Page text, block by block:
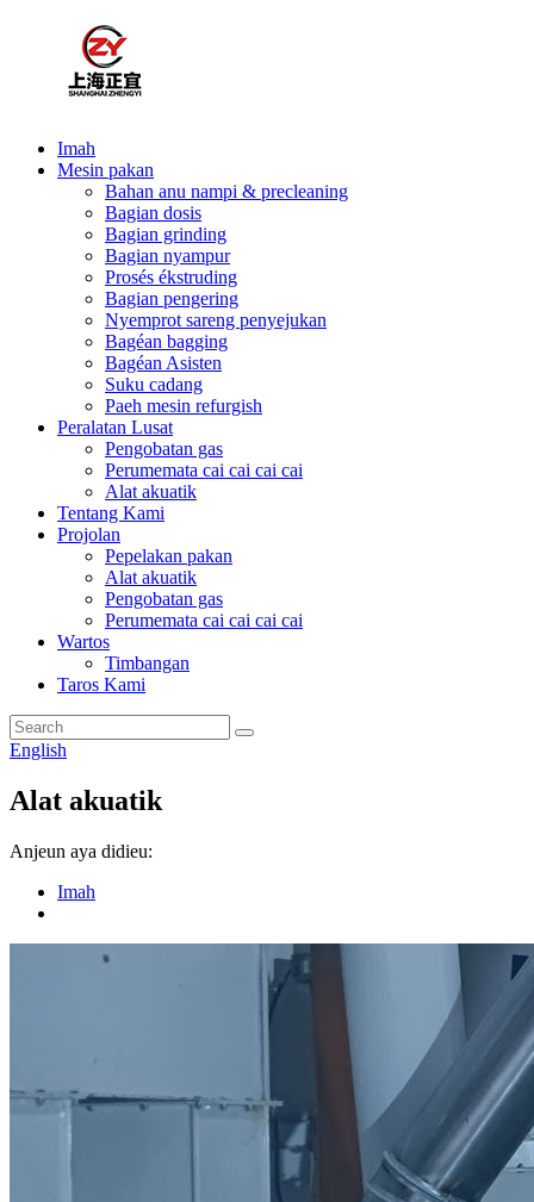
Imah
Mesin pakan
Bahan anu nampi & precleaning
Bagian dosis
Bagian grinding
Bagian nyampur
Prosés ékstruding
Bagian pengering
Nyemprot sareng penyejukan
Bagéan bagging
Bagéan Asisten
Suku cadang
Paeh mesin refurgish
Peralatan Lusat
Pengobatan gas
Perumemata cai cai cai cai
Alat akuatik
Tentang Kami
Projolan
Pepelakan pakan
Alat akuatik
Pengobatan gas
Perumemata cai cai cai cai
Wartos
Timbangan
Taros Kami
English
Alat akuatik
Anjeun aya didieu:
Imah